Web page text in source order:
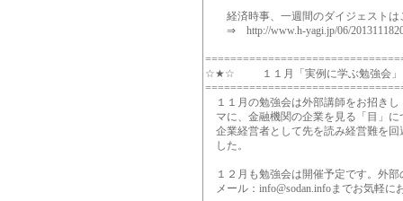
経済時事、一週間のダイジェストは
⇒ http://www.h-yagi.jp/06/
☆★☆ １１月「実例に学ぶ勉強
１１月の勉強会は外部講師をお招き
マに、金融機関の企業を見る「目」
企業経営者として先を読み経営難を
した。
１２月も勉強会は開催予定です。外
メール：info@sodan.infoまでお気軽に